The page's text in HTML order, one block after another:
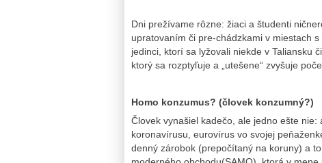
Dni prežívame rôzne: žiaci a študenti
upratovaním či pre-chádzkami v miestach
jedinci, ktorí sa lyžovali niekde v Taliansku
ktorý sa rozptyľuje a „utešene“ zvyšuje
Homo konzumus? (človek konzumný?)
Človek vynašiel kadečo, ale jedno ešte
koronavírusu, eurovírus vo svojej
denný zárobok (prepočítaný na koruny) a